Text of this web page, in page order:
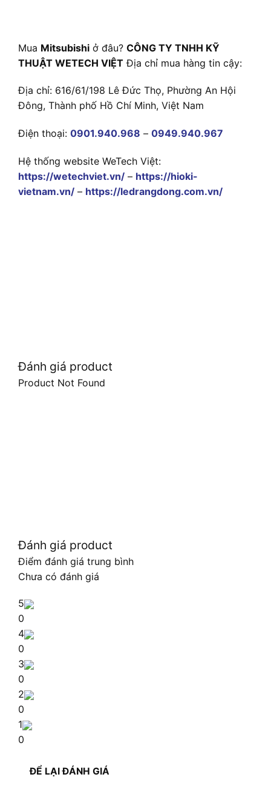
Mua Mitsubishi ở đâu? CÔNG TY TNHH KỸ
THUẬT WETECH VIỆT Địa chỉ mua hàng tin cậy:
Địa chỉ: 616/61/198 Lê Đức Thọ, Phường An Hội
Đông, Thành phố Hồ Chí Minh, Việt Nam
Điện thoại: 0901.940.968 – 0949.940.967
Hệ thống website WeTech Việt:
https://wetechviet.vn/ – https://hioki-
vietnam.vn/ – https://ledrangdong.com.vn/
Đánh giá product
Product Not Found
Đánh giá product
Điểm đánh giá trung bình
Chưa có đánh giá
5
0
4
0
3
0
2
0
1
0
ĐỂ LẠI ĐÁNH GIÁ